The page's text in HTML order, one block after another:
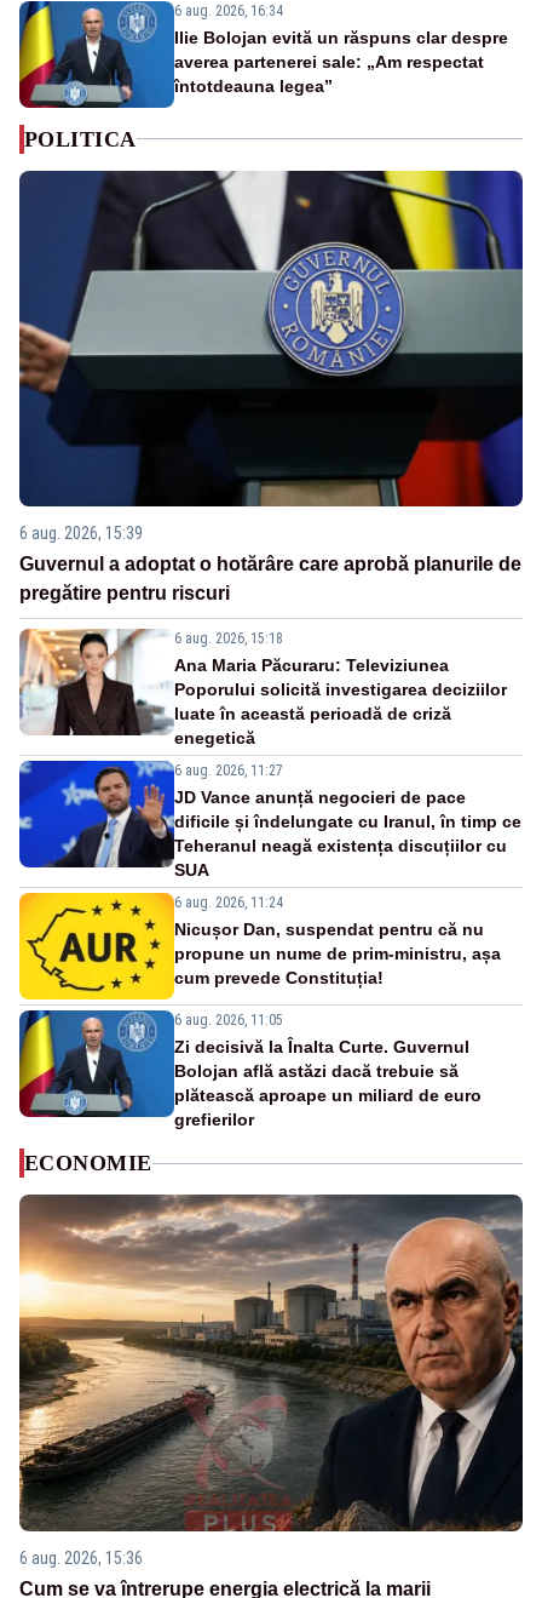
6 aug. 2026, 16:34
Ilie Bolojan evită un răspuns clar despre
averea partenerei sale: „Am respectat
întotdeauna legea”
POLITICA
6 aug. 2026, 15:39
Guvernul a adoptat o hotărâre care aprobă planurile de
pregătire pentru riscuri
6 aug. 2026, 15:18
Ana Maria Păcuraru: Televiziunea
Poporului solicită investigarea deciziilor
luate în această perioadă de criză
enegetică
6 aug. 2026, 11:27
JD Vance anunță negocieri de pace
dificile și îndelungate cu Iranul, în timp ce
Teheranul neagă existența discuțiilor cu
SUA
6 aug. 2026, 11:24
Nicușor Dan, suspendat pentru că nu
propune un nume de prim-ministru, așa
cum prevede Constituția!
6 aug. 2026, 11:05
Zi decisivă la Înalta Curte. Guvernul
Bolojan află astăzi dacă trebuie să
plătească aproape un miliard de euro
grefierilor
ECONOMIE
6 aug. 2026, 15:36
Cum se va întrerupe energia electrică la marii